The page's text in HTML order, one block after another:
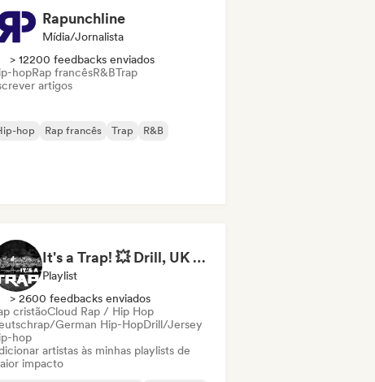
Rapunchline
Mídia/Jornalista
> 12200 feedbacks enviados
hopRap francêsR&BTrap
artigos
hop Rap francês Trap R&B
It's a Trap! 💥 Drill, UK Drill & Hard-Hitting Trap
Playlist
> 2600 feedbacks enviados
cristãoCloud Rap / Hip Hop
German Hip-HopDrill/Jersey
hop
artistas às minhas playlists de
impacto